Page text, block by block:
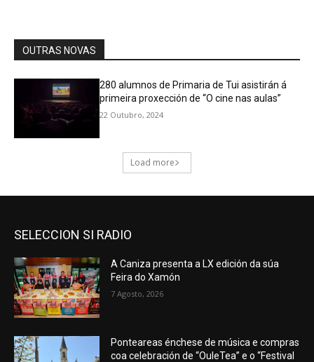
SELECCION SI RADIO
A Caniza presenta a LX edición da súa
Feira do Xamón
7 Agosto, 2026
Ponteareas énchese de música e compras
coa celebración de “OuleTea” e o “Festival